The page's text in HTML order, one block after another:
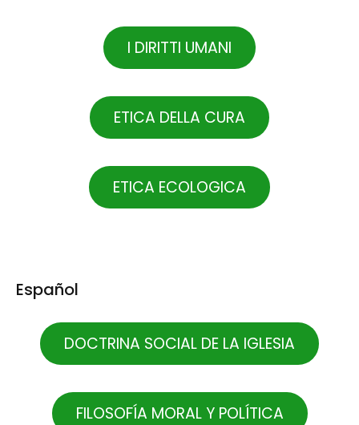
I DIRITTI UMANI
ETICA DELLA CURA
ETICA ECOLOGICA
Español
DOCTRINA SOCIAL DE LA IGLESIA
FILOSOFÍA MORAL Y POLÍTICA